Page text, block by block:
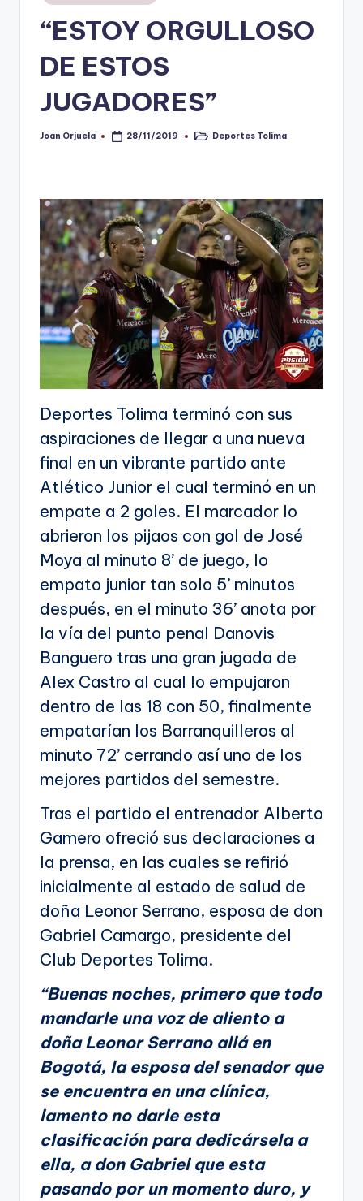
V
ti
o
en
“ESTOY ORGULLOSO
DE ESTOS
JUGADORES”
Publicado
Joan Orjuela 28/11/2019
Publicado
Deportes Tolima
Deportes Tolima terminó con sus
aspiraciones de llegar a una nueva
final en un vibrante partido ante
Atlético Junior el cual terminó en un
empate a 2 goles. El marcador lo
abrieron los pijaos con gol de José
Moya al minuto 8’ de juego, lo
empato junior tan solo 5’ minutos
después, en el minuto 36’ anota por
la vía del punto penal Danovis
Banguero tras una gran jugada de
Alex Castro al cual lo empujaron
dentro de las 18 con 50, finalmente
empatarían los Barranquilleros al
minuto 72’ cerrando así uno de los
mejores partidos del semestre.
Tras el partido el entrenador Alberto
Gamero ofreció sus declaraciones a
la prensa, en las cuales se refirió
inicialmente al estado de salud de
doña Leonor Serrano, esposa de don
Gabriel Camargo, presidente del
Club Deportes Tolima.
“Buenas noches, primero que todo
mandarle una voz de aliento a
doña Leonor Serrano allá en
Bogotá, la esposa del senador que
se encuentra en una clínica,
lamento no darle esta
clasificación para dedicársela a
ella, a don Gabriel que esta
pasando por un momento duro, y